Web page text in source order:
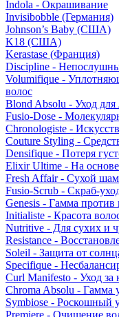
Indola - Окрашивание
Invisibobble (Германия)
Johnson’s Baby (США)
K18 (США)
Kerastase (Франция)
Discipline -
Volumifique -
волос
Blond Absolu - Уход
Fusio-Dose -
Chronologiste -
Couture Styling -
Densifique - Потеря
Elixir Ultime - На
Fresh Affair - Сухой
Fusio-Scrub - Скраб-
Genesis - Гамма против
Initialiste - Красота
Nutritive - Для сухих и
Resistance -
Soleil - Защита от
Specifique -
Curl Manifesto - Уход
Chroma Absolu - Гамма
Symbiose - Роскошный
Premiere - Очищение